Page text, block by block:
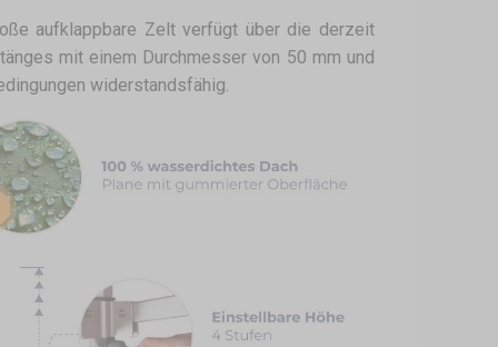
aufklappbare Zelt verfügt über die derzeit
mit einem Durchmesser von 50 mm und
widerstandsfähig.